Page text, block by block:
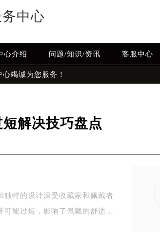
中心
心介绍 问题/知识/资讯 客服中心
竭诚为您服务！
解决技巧盘点
独特的设计深受收藏家和佩戴者
可能过短，影响了佩戴的舒适…